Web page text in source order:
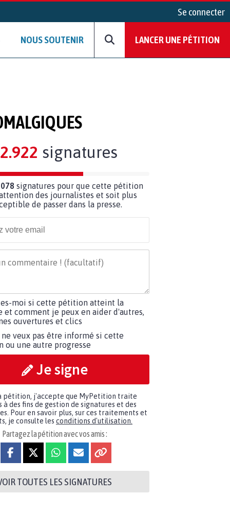
Se connecter
NOUS SOUTENIR LANCER UNE PÉTITION
signatures
signatures pour que cette pétition
des journalistes et soit plus
de passer dans la presse.
moi si cette pétition atteint la
et comment je peux en aider d'autres,
ouvertures et clics
ne veux pas être informé si cette
ou une autre progresse
Je signe
pétition, j'accepte que MyPetition traite
à des fins de gestion de signatures et des
Pour en savoir plus, sur ces traitements et
je consulte les conditions d'utilisation.
Partagez la pétition avec vos amis :
TOUTES LES SIGNATURES